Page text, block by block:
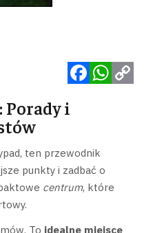
i
ten przewodnik
punkty i zadbać o
centrum, które
To idealne miejsce